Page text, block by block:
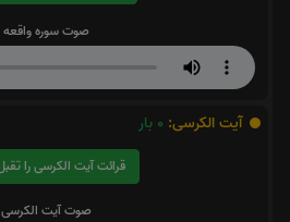
صوت سوره واقعه
آیت الکرسی: 0 بار
قرائت آیت الکرسی را تقبل میکنم
صوت آیت الکرسی